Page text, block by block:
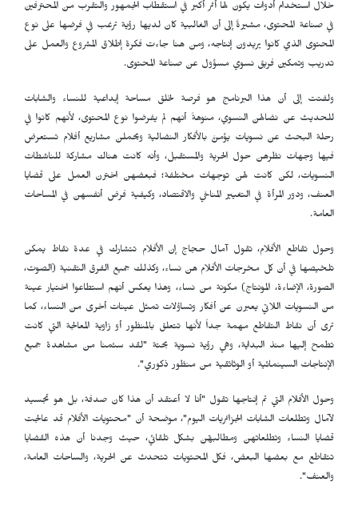
خلال استخدام أدوات يكون لها أثر أكبر في استقطاب الجمهور والتقرب من المحترفين
في صناعة المحتوى، مشيرةً إلى أن الغالبية كان لديها رؤية ترغب في فرضها على نوع
المحتوى الذي كانوا يريدون إنتاجه، ومن هنا جاءت فكرة إطلاق المشروع والعمل على
تدريب وتمكين فريق نسوي مسؤول عن صناعة المحتوى.
ولفتت إلى أن هذا البرنامج هو فرصة لخلق مساحة إبداعية للنساء والشابات
للحديث عن نضالهن النسوي، منوهةً أنهم لم يفرضوا نوع المحتوى، لأنهم كانوا في
رحلة البحث عن نسويات يؤمنَّ بالأفكار النضالية ويحملن مشاريع أفلام تستعرض
فيها وجهات نظرهن حول الحرية والمستقبل، وأنه كانت هناك مشاركة للناشطات
النسويات، لكن كانت لهن توجهات مختلفة؛ فبعضهن اخترن العمل على قضايا
العنف، ودور المرأة في التغيير المناخي والاقتصاد، وكيفية فرض أنفسهن في المساحات
العامة.
وحول تقاطع الأفلام، تقول آمال حجاج إن الأفلام تتشارك في عدة نقاط يمكن
تلخيصها في أن كل مخرجات الأفلام هن نساء، وكذلك جميع الفرق التقنية (الصوت،
الصورة، الإضاءة، المونتاج) مكونة من نساء، وهذا يعكس أنهم استطاعوا اختيار عينة
من النسويات اللاتي يعبرن عن أفكار وتساؤلات تمثل عينات أخرى من النساء، كما
ترى أن نقاط التقاطع مهمة جداً لأنها تتعلق بالمنظور أو زاوية المعالجة التي كانت
تطمح إليها منذ البداية، وهي رؤية نسوية بحتة "لقد سئمنا من مشاهدة جميع
الإنتاجات السينمائية أو الوثائقية من منظور ذكوري".
وحول الأفلام التي تم إنتاجها تقول "أنا لا أعتقد أن هذا كان صدفة، بل هو تجسيد
لآمال وتطلعات الشابات الجزائريات اليوم"، موضحة أن "محتويات الأفلام قد عالجت
قضايا النساء وتطلعاتهن ومطالبهّن بشكل تلقائي، حيث وجدنا أن هذه القضايا
تتقاطع مع بعضها البعض، فكل المحتويات تتحدث عن الحرية، والساحات العامة،
والعنف".